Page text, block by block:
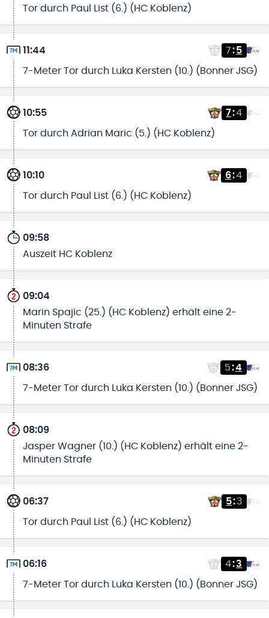
Tor durch Paul List (6.) (HC Koblenz)
11:44 7:5
7-Meter Tor durch Luka Kersten (10.) (Bonner JSG)
10:55 7:4
Tor durch Adrian Maric (5.) (HC Koblenz)
10:10 6:4
Tor durch Paul List (6.) (HC Koblenz)
09:58
Auszeit HC Koblenz
09:04
Marin Spajic (25.) (HC Koblenz) erhält eine 2-
Minuten Strafe
08:36 5:4
7-Meter Tor durch Luka Kersten (10.) (Bonner JSG)
08:09
Jasper Wagner (10.) (HC Koblenz) erhält eine 2-
Minuten Strafe
06:37 5:3
Tor durch Paul List (6.) (HC Koblenz)
06:16 4:3
7-Meter Tor durch Luka Kersten (10.) (Bonner JSG)